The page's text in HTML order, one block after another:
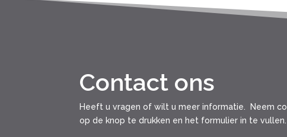
Contact ons
Heeft u vragen of wilt u meer informatie. Neem
op de knop te drukken en het formulier in te vullen.